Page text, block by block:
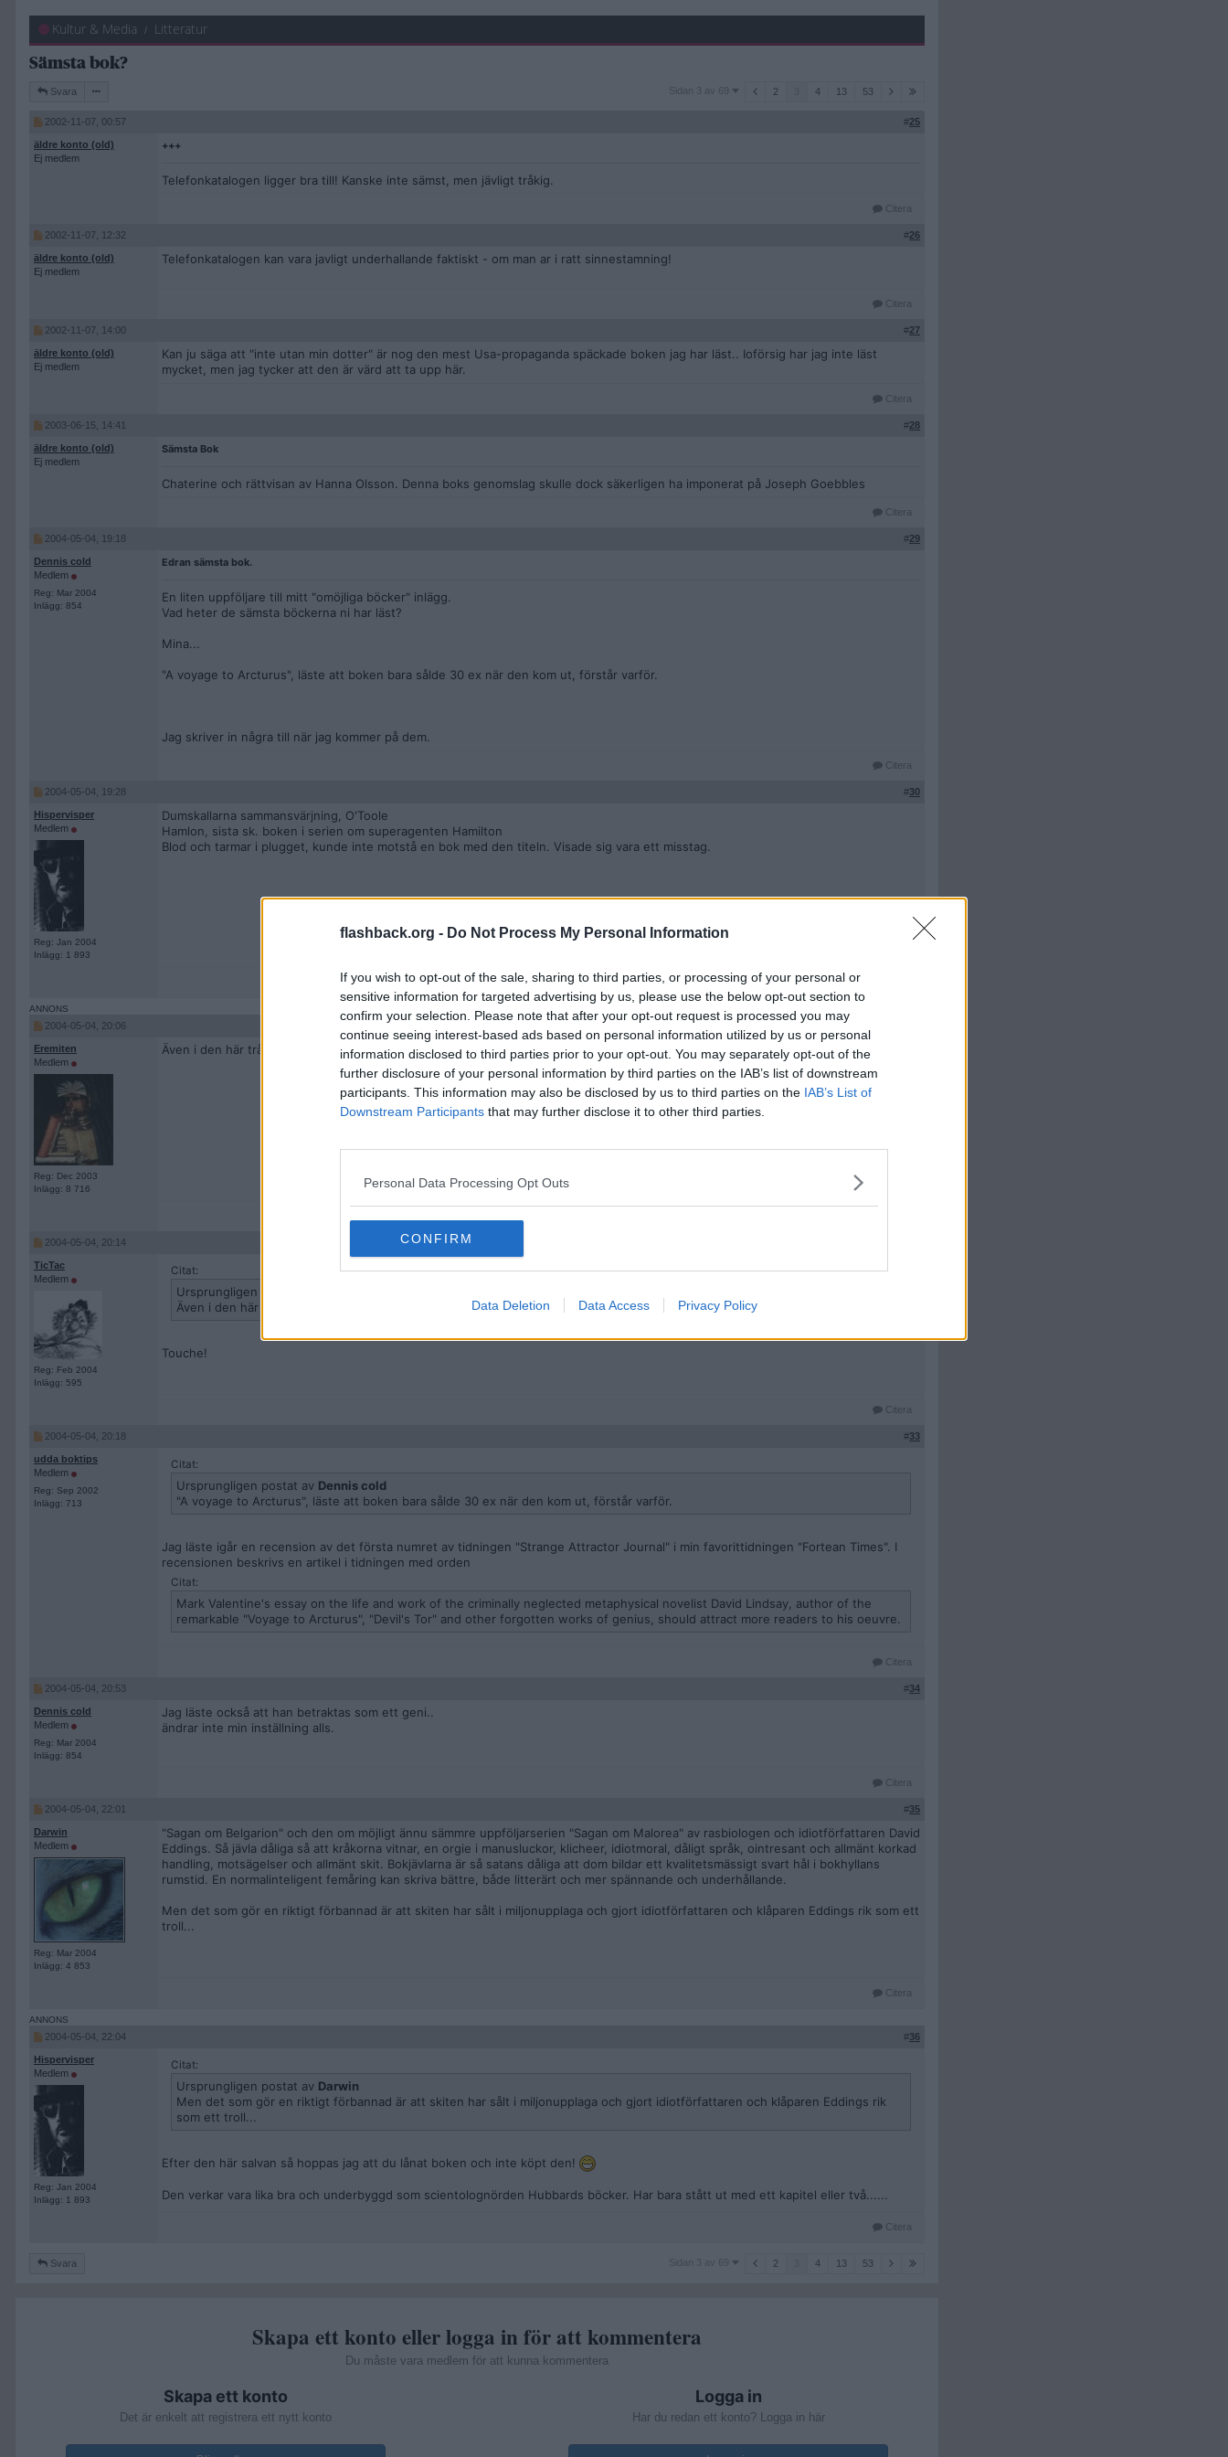
flashback.org - Do Not Process My Personal Information
If you wish to opt-out of the sale, sharing to third parties, or processing of your personal or
sensitive information for targeted advertising by us, please use the below opt-out section to
confirm your selection. Please note that after your opt-out request is processed you may
continue seeing interest-based ads based on personal information utilized by us or personal
information disclosed to third parties prior to your opt-out. You may separately opt-out of the
further disclosure of your personal information by third parties on the IAB’s list of downstream
participants. This information may also be disclosed by us to third parties on the IAB’s List of
Downstream Participants that may further disclose it to other third parties.
Personal Data Processing Opt Outs
CONFIRM
Data Deletion Data Access Privacy Policy
Kultur & Media Litteratur
Sämsta bok?
Svara
Sidan
Sidan 3 av 69 2 4 13 53
2002-11-07, 00:57 #25
äldre konto (old)
Ej medlem
+++
Telefonkatalogen ligger bra till! Kanske inte sämst, men jävligt tråkig.
Citera
2002-11-07, 12:32 #26
äldre konto (old)
Ej medlem
Telefonkatalogen kan vara javligt underhallande faktiskt - om man ar i ratt sinnestamning!
Citera
2002-11-07, 14:00 #27
äldre konto (old)
Ej medlem
Kan ju säga att "inte utan min dotter" är nog den mest Usa-propaganda späckade boken jag har läst.. Ioförsig har jag inte läst
mycket, men jag tycker att den är värd att ta upp här.
Citera
2003-06-15, 14:41 #28
äldre konto (old)
Ej medlem
Sämsta Bok
Chaterine och rättvisan av Hanna Olsson. Denna boks genomslag skulle dock säkerligen ha imponerat på Joseph Goebbles
Citera
2004-05-04, 19:18 #29
Dennis cold
Medlem
Reg: Mar 2004
Inlägg: 854
Edran sämsta bok.
En liten uppföljare till mitt "omöjliga böcker" inlägg.
Vad heter de sämsta böckerna ni har läst?
Mina...
"A voyage to Arcturus", läste att boken bara sålde 30 ex när den kom ut, förstår varför.
Jag skriver in några till när jag kommer på dem.
Citera
2004-05-04, 19:28 #30
Hispervisper
Medlem
Reg: Jan 2004
Inlägg: 1 893
Dumskallarna sammansvärjning, O'Toole
Hamlon, sista sk. boken i serien om superagenten Hamilton
Blod och tarmar i plugget, kunde inte motstå en bok med den titeln. Visade sig vara ett misstag.
2004-05-04, 20:06
Eremiten
Medlem
Reg: Dec 2003
Inlägg: 8 716
Även i den här tråden svarar jag Mein Kampf.
2004-05-04, 20:14
TicTac
Medlem
Reg: Feb 2004
Inlägg: 595
Citat:
Ursprungligen postat av
Även i den här tråden svarar jag Mein Kampf.
Touche!
Citera
2004-05-04, 20:18 #33
udda boktips
Medlem
Reg: Sep 2002
Inlägg: 713
Citat:
Ursprungligen postat av Dennis cold
"A voyage to Arcturus", läste att boken bara sålde 30 ex när den kom ut, förstår varför.
Jag läste igår en recension av det första numret av tidningen "Strange Attractor Journal" i min favorittidningen "Fortean Times". I
recensionen beskrivs en artikel i tidningen med orden
Citat:
Mark Valentine's essay on the life and work of the criminally neglected metaphysical novelist David Lindsay, author of the
remarkable "Voyage to Arcturus", "Devil's Tor" and other forgotten works of genius, should attract more readers to his oeuvre.
Citera
2004-05-04, 20:53 #34
Dennis cold
Medlem
Reg: Mar 2004
Inlägg: 854
Jag läste också att han betraktas som ett geni..
ändrar inte min inställning alls.
Citera
2004-05-04, 22:01 #35
Darwin
Medlem
Reg: Mar 2004
Inlägg: 4 853
"Sagan om Belgarion" och den om möjligt ännu sämmre uppföljarserien "Sagan om Malorea" av rasbiologen och idiotförfattaren David
Eddings. Så jävla dåliga så att kråkorna vitnar, en orgie i manusluckor, klicheer, idiotmoral, dåligt språk, ointresant och allmänt korkad
handling, motsägelser och allmänt skit. Bokjävlarna är så satans dåliga att dom bildar ett kvalitetsmässigt svart hål i bokhyllans
rumstid. En normalinteligent femåring kan skriva bättre, både litterärt och mer spännande och underhållande.
Men det som gör en riktigt förbannad är att skiten har sålt i miljonupplaga och gjort idiotförfattaren och klåparen Eddings rik som ett
troll...
Citera
2004-05-04, 22:04 #36
Hispervisper
Medlem
Reg: Jan 2004
Inlägg: 1 893
Citat:
Ursprungligen postat av Darwin
Men det som gör en riktigt förbannad är att skiten har sålt i miljonupplaga och gjort idiotförfattaren och klåparen Eddings rik
som ett troll...
Efter den här salvan så hoppas jag att du lånat boken och inte köpt den!
Den verkar vara lika bra och underbyggd som scientolognörden Hubbards böcker. Har bara stått ut med ett kapitel eller två......
Citera
Svara
Sidan
Sidan 3 av 69 2 4 13 53
Skapa ett konto eller logga in för att kommentera
Du måste vara medlem för att kunna kommentera
Skapa ett konto
Det är enkelt att registrera ett nytt konto
Logga in
Har du redan ett konto? Logga in här